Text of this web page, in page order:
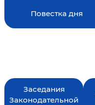
Повестка дня
Заседания
Законодательной